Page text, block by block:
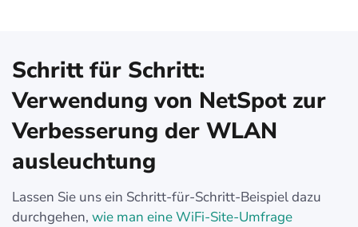
Schritt für Schritt:
Verwendung von NetSpot zur
Verbesserung der WLAN
ausleuchtung
Lassen Sie uns ein Schritt-für-Schritt-Beispiel dazu
durchgehen, wie man eine WiFi-Site-Umfrage